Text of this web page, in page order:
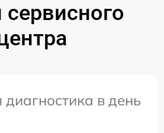
диагностика в день